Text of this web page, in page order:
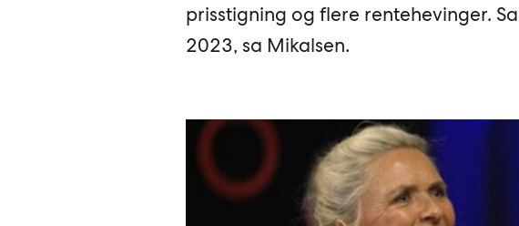
prisstigning og flere rentehevinger.
2023, sa Mikalsen.